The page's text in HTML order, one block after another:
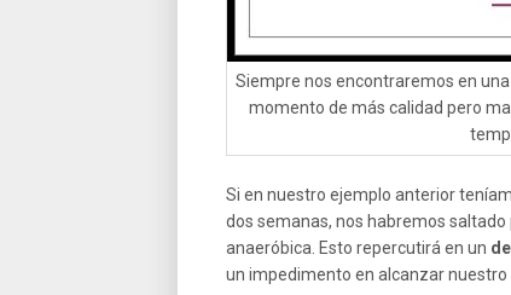
Siempre nos encontraremos en
momento de más calidad pero
Si en nuestro ejemplo anterior
dos semanas, nos habremos
anaeróbica. Esto repercutirá en un
un impedimento en alcanzar